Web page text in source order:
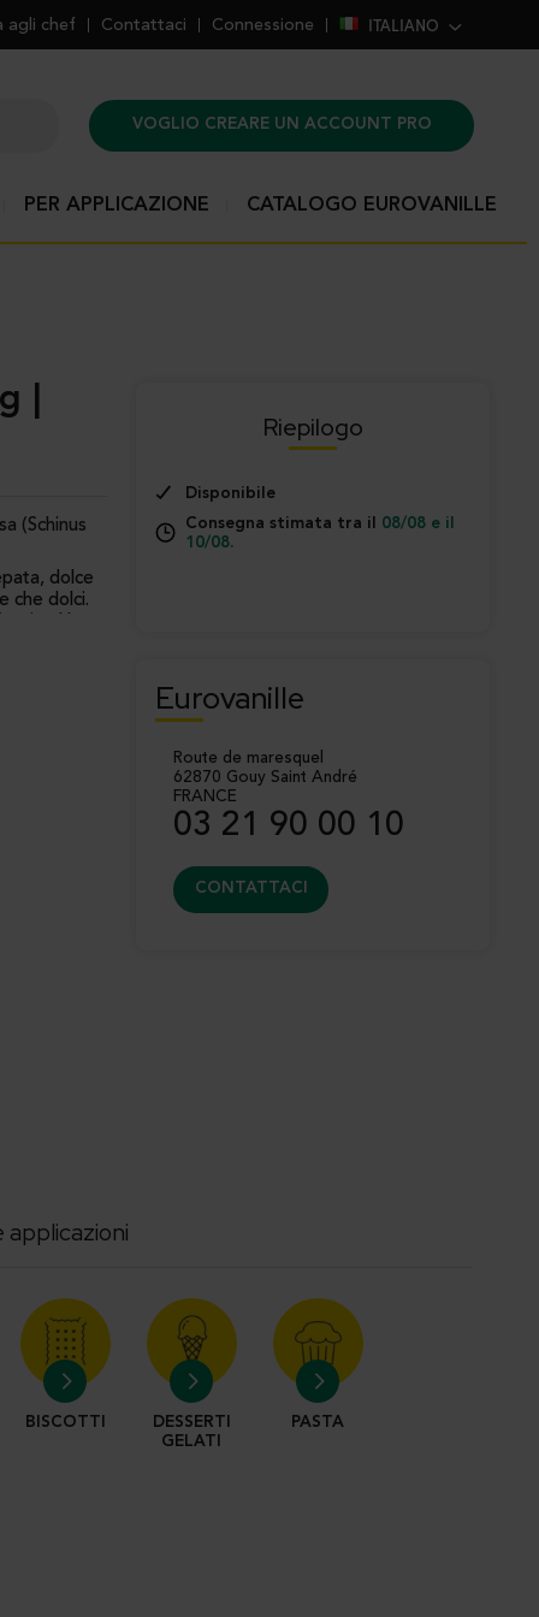
agli chef Contattaci Connessione ITALIANO
VOGLIO CREARE UN ACCOUNT PRO
PER APPLICAZIONE CATALOGO EUROVANILLE
(Schinus
dolce
che dolci.
al loro
Riepilogo
Disponibile
Consegna stimata tra il 08/08 e il
10/08.
Eurovanille
Route de maresquel
62870 Gouy Saint André
FRANCE
03 21 90 00 10
CONTATTACI
applicazioni
BISCOTTI
DESSERTI
GELATI
PASTA